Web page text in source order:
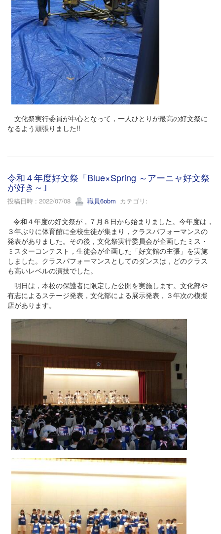
文化祭実行委員が中心となって，一人ひとりが最高の好文祭に
なるよう頑張りました!!
令和４年度好文祭「Blue×Spring ～アーニャ好文祭
が好き～｣
投稿日時 : 2022/07/08 職員6obm カテゴリ:
令和４年度の好文祭が，７月８日から始まりました。今年度は，
３年ぶりに体育館に全校生徒が集まり，クラスパフォーマンスの
発表がありました。その後，文化祭実行委員会が企画したミス・
ミスターコンテスト，生徒会が企画した「好文館の主張」を実施
しました。クラスパフォーマンスとしてのダンスは，どのクラス
も高いレベルの演技でした。
明日は，本校の保護者に限定した公開を実施します。文化部や
有志によるステージ発表，文化部による展示発表，３年次の模擬
店があります。